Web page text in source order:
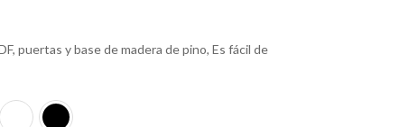
puertas y base de madera de pino, Es fácil de